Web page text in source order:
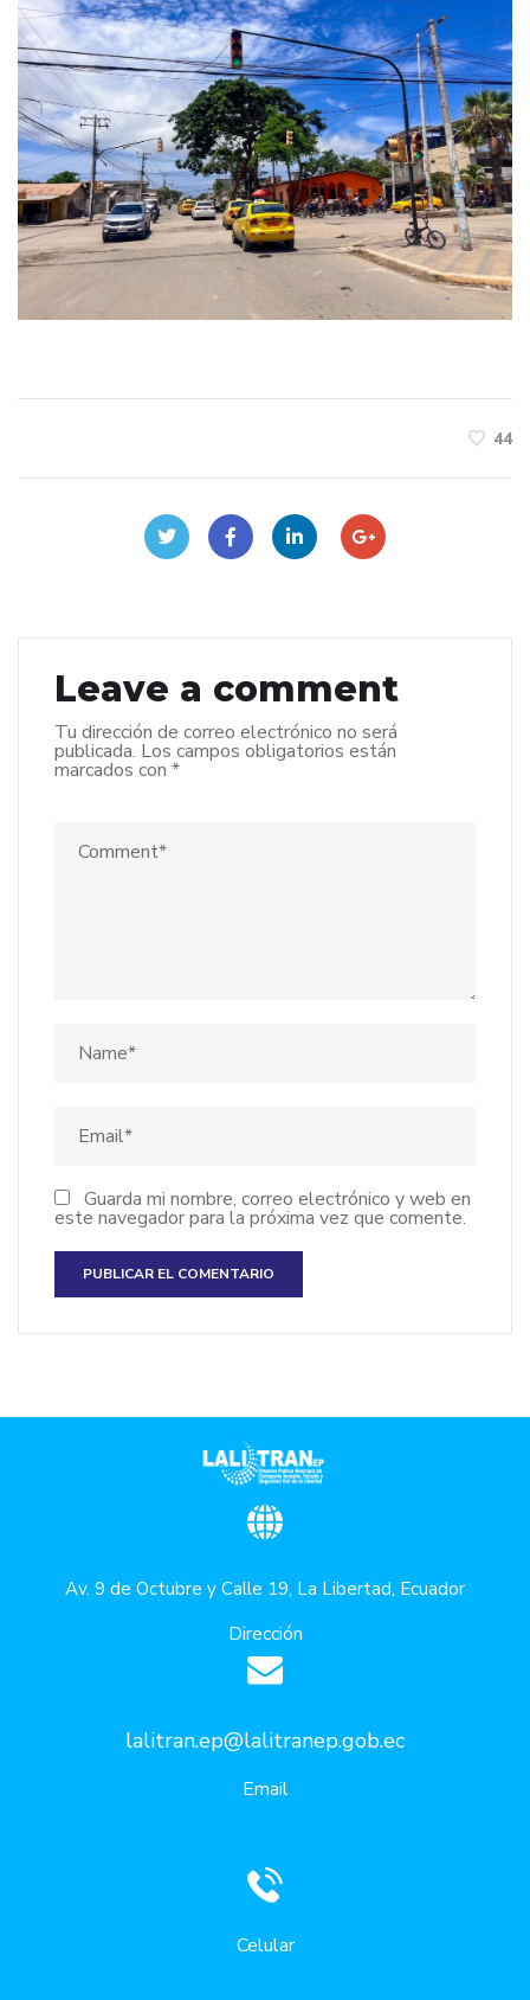
44
Leave a comment
Tu dirección de correo electrónico no será
publicada. Los campos obligatorios están
marcados con *
Guarda mi nombre, correo electrónico y web en
este navegador para la próxima vez que comente.
Av. 9 de Octubre y Calle 19, La Libertad, Ecuador
Dirección
lalitran.ep@lalitranep.gob.ec
Email
Celular